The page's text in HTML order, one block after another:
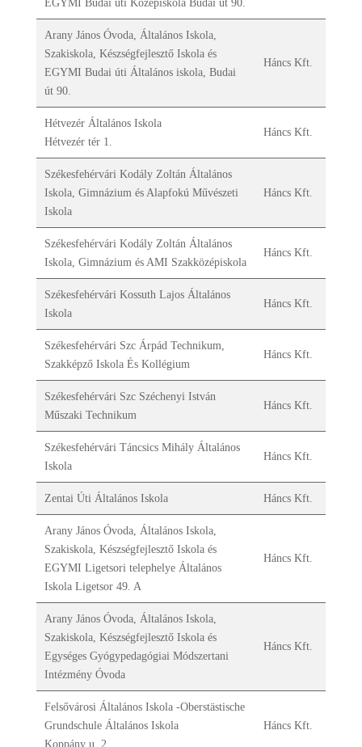
EGYMI Budai úti Középiskola Budai út 90.
Arany János Óvoda, Általános Iskola,
Szakiskola, Készségfejlesztő Iskola és
EGYMI Budai úti Általános iskola, Budai
út 90.
Háncs Kft.
Hétvezér Általános Iskola
Hétvezér tér 1.
Háncs Kft.
Székesfehérvári Kodály Zoltán Általános
Iskola, Gimnázium és Alapfokú Művészeti
Iskola
Háncs Kft.
Székesfehérvári Kodály Zoltán Általános
Iskola, Gimnázium és AMI Szakközépiskola
Háncs Kft.
Székesfehérvári Kossuth Lajos Általános
Iskola
Háncs Kft.
Székesfehérvári Szc Árpád Technikum,
Szakképző Iskola És Kollégium
Háncs Kft.
Székesfehérvári Szc Széchenyi István
Műszaki Technikum
Háncs Kft.
Székesfehérvári Táncsics Mihály Általános
Iskola
Háncs Kft.
Zentai Úti Általános Iskola Háncs Kft.
Arany János Óvoda, Általános Iskola,
Szakiskola, Készségfejlesztő Iskola és
EGYMI Ligetsori telephelye Általános
Iskola Ligetsor 49. A
Háncs Kft.
Arany János Óvoda, Általános Iskola,
Szakiskola, Készségfejlesztő Iskola és
Egységes Gyógypedagógiai Módszertani
Intézmény Óvoda
Háncs Kft.
Felsővárosi Általános Iskola -Oberstästische
Grundschule Általános Iskola
Koppány u. 2.
Háncs Kft.